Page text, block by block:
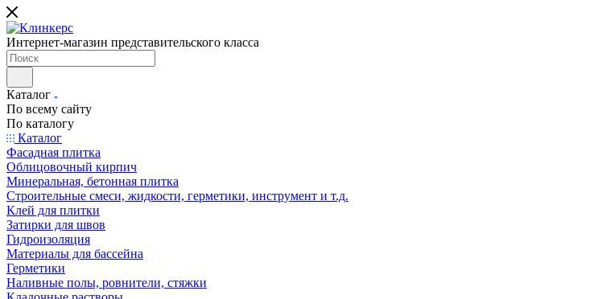
Интернет-магазин представительского класса
Каталог
По всему сайту
По каталогу
Каталог
Фасадная плитка
Облицовочный кирпич
Минеральная, бетонная плитка
Строительные смеси, жидкости, герметики, инструмент и т.д.
Клей для плитки
Затирки для швов
Гидроизоляция
Материалы для бассейна
Герметики
Наливные полы, ровнители, стяжки